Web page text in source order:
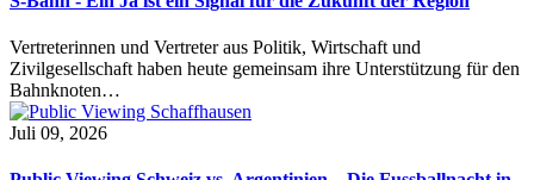
Vertreterinnen und Vertreter aus Politik, Wirtschaft und
Zivilgesellschaft haben heute gemeinsam ihre Unterstützung für den
Bahnknoten…
Juli 09, 2026